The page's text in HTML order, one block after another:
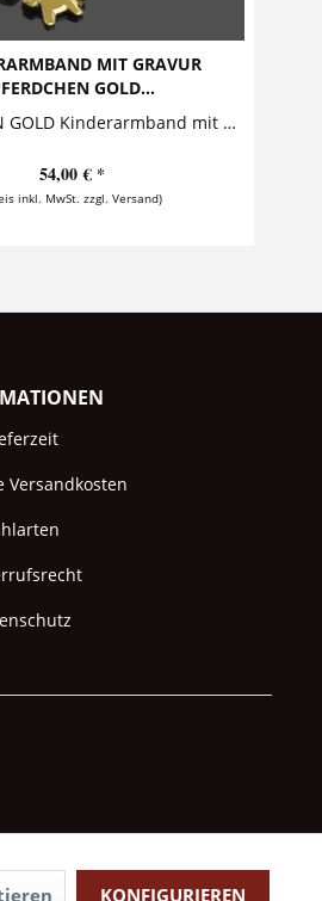
MIT GRAVUR
GOLD...
PFERDCHEN GOLD Kinderarmband mit Gravur Dieses individuelle Kinderarmband kann mit einem Namen personalisiert werden. Der Namensanhänger wird begleitet von einem vergoldeten...
54,00 € *
inkl. MwSt. zzgl. Versand)
Versandkosten
KONFIGURIEREN